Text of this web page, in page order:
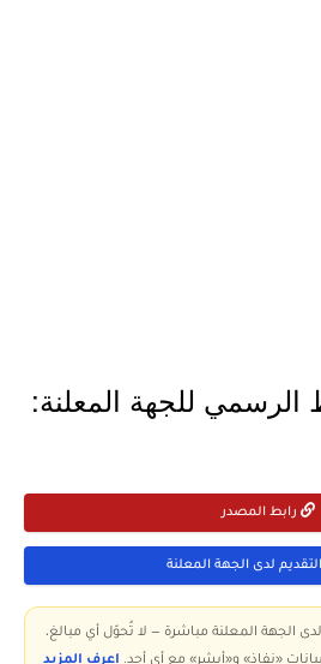
الرسمي للجهة المعلنة:
رابط المصدر
لدى الجهة المعلنة
الجهة المعلنة مباشرة — لا تُحوّل أي مبالغ،
«نفاذ» و«أبشر» مع أي أحد. اعرف المزيد